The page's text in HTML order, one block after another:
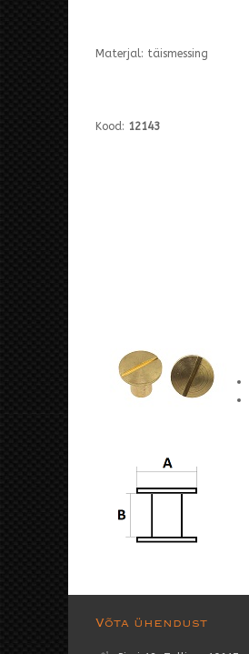
Materjal: täismessing
Kood: 12143
Võta ühendust